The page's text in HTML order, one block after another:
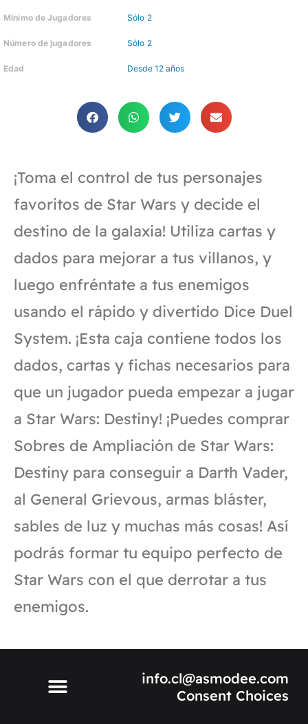
Mínimo de Jugadores Sólo 2
Número de jugadores Sólo 2
Edad Desde 12 años
¡Toma el control de tus personajes
favoritos de Star Wars y decide el
destino de la galaxia! Utiliza cartas y
dados para mejorar a tus villanos, y
luego enfréntate a tus enemigos
usando el rápido y divertido Dice Duel
System. ¡Esta caja contiene todos los
dados, cartas y fichas necesarios para
que un jugador pueda empezar a jugar
a Star Wars: Destiny! ¡Puedes comprar
Sobres de Ampliación de Star Wars:
Destiny para conseguir a Darth Vader,
al General Grievous, armas bláster,
sables de luz y muchas más cosas! Así
podrás formar tu equipo perfecto de
Star Wars con el que derrotar a tus
enemigos.
info.cl@asmodee.com
Consent Choices